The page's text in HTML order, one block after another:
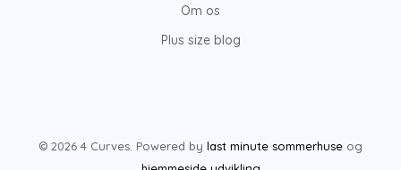
Om os
Plus size blog
© 2026 4 Curves. Powered by last minute sommerhuse og